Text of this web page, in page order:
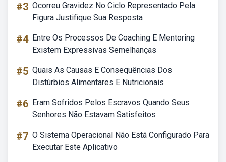
#3 Ocorreu Gravidez No Ciclo Representado Pela
Figura Justifique Sua Resposta
#4 Entre Os Processos De Coaching E Mentoring
Existem Expressivas Semelhanças
#5 Quais As Causas E Consequências Dos
Distúrbios Alimentares E Nutricionais
#6 Eram Sofridos Pelos Escravos Quando Seus
Senhores Não Estavam Satisfeitos
#7 O Sistema Operacional Não Está Configurado Para
Executar Este Aplicativo